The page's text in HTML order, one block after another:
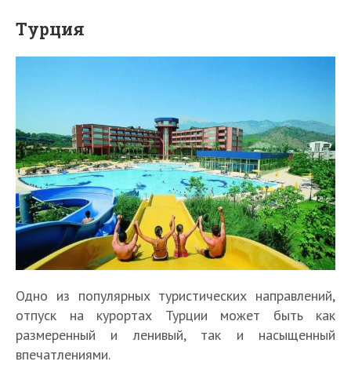
Турция
Одно из популярных туристических направлений,
отпуск на курортах Турции может быть как
размеренный и ленивый, так и насыщенный
впечатлениями.